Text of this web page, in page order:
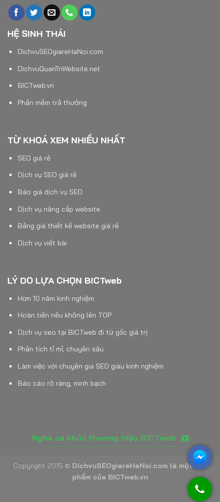
HỆ SINH THÁI
DichvuSEOgiareHaNoi.com
DichvuQuanTriWebsite.net
BICTweb.vn
Phần mềm trả thưởng
TỪ KHOÁ XEM NHIỀU NHẤT
SEO giá rẻ
Dịch vụ SEO giá rẻ
Báo giá dịch vụ SEO
Dịch vụ nâng cấp website
Bảng giá thiết kế website giá rẻ
Dịch vụ viết bài
LÝ DO LỰA CHỌN BICTweb
Hơn 10 năm kinh nghiệm
Hoàn tiền nếu không lên TOP
Dịch vụ seo tại BICTweb đi từ gốc giá trị
Phân tích tỉ mỉ, chuyên sâu
Làm việc với chuyên gia SEO giàu kinh nghiệm
Báo cáo rõ ràng, minh bạch
Nghe ca khúc thương hiệu BICTweb
Copyright 2015 © DichvuSEOgiareHaNoi.com là một sản
phẩm của BICTweb.vn